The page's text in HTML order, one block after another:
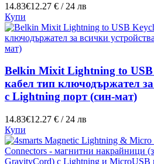
14.83€12.27 € / 24 лв
Купи
Belkin Mixit Lightning to USB
кабел тип ключодържател
с Lightning порт (син-мат)
14.83€12.27 € / 24 лв
Купи